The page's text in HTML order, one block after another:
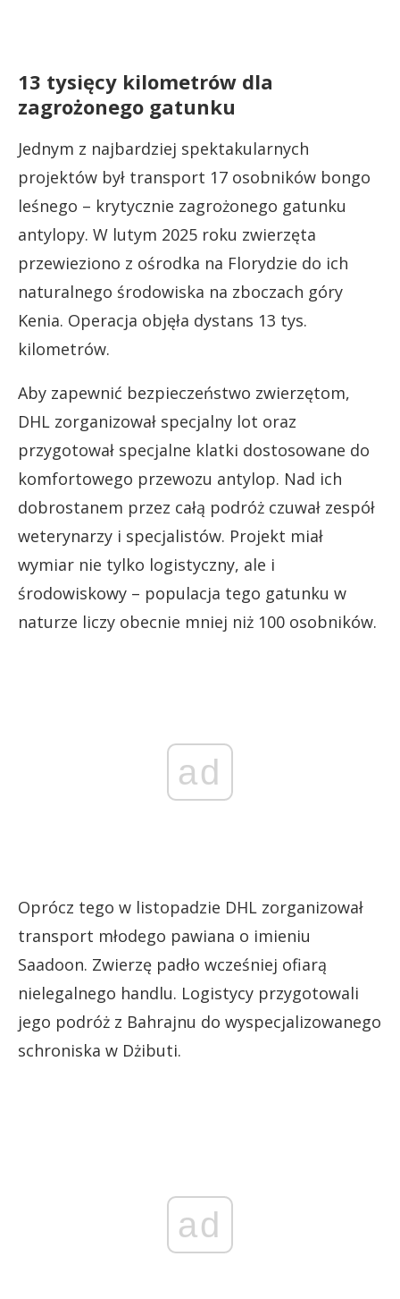
13 tysięcy kilometrów dla
zagrożonego gatunku
Jednym z najbardziej spektakularnych
projektów był transport 17 osobników bongo
leśnego – krytycznie zagrożonego gatunku
antylopy. W lutym 2025 roku zwierzęta
przewieziono z ośrodka na Florydzie do ich
naturalnego środowiska na zboczach góry
Kenia. Operacja objęła dystans 13 tys.
kilometrów.
Aby zapewnić bezpieczeństwo zwierzętom,
DHL zorganizował specjalny lot oraz
przygotował specjalne klatki dostosowane do
komfortowego przewozu antylop. Nad ich
dobrostanem przez całą podróż czuwał zespół
weterynarzy i specjalistów. Projekt miał
wymiar nie tylko logistyczny, ale i
środowiskowy – populacja tego gatunku w
naturze liczy obecnie mniej niż 100 osobników.
ad
Oprócz tego w listopadzie DHL zorganizował
transport młodego pawiana o imieniu
Saadoon. Zwierzę padło wcześniej ofiarą
nielegalnego handlu. Logistycy przygotowali
jego podróż z Bahrajnu do wyspecjalizowanego
schroniska w Dżibuti.
ad